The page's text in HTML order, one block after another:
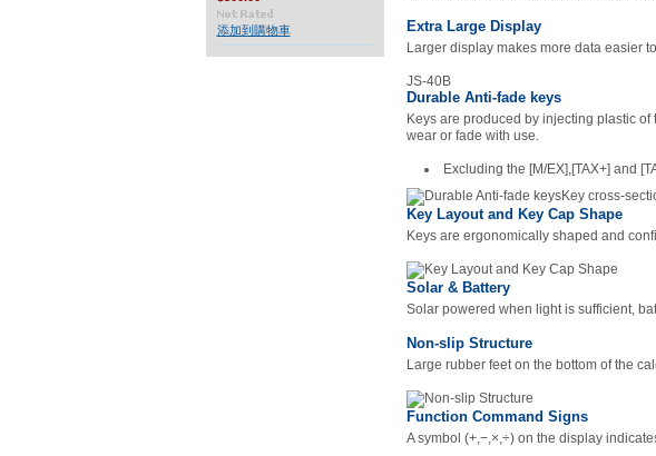
添加到購物車 Extra Large Display
Larger display makes more data easier
JS-40B
Durable Anti-fade keys
Keys are produced by injecting plastic
wear or fade with use.
Excluding the [M/EX],[TAX+] and
Key cross-
Key Layout and Key Cap Shape
Keys are ergonomically shaped and
Solar & Battery
Solar powered when light is sufficient,
Non-slip Structure
Large rubber feet on the bottom of the
Function Command Signs
A symbol (+,−,×,÷) on the display